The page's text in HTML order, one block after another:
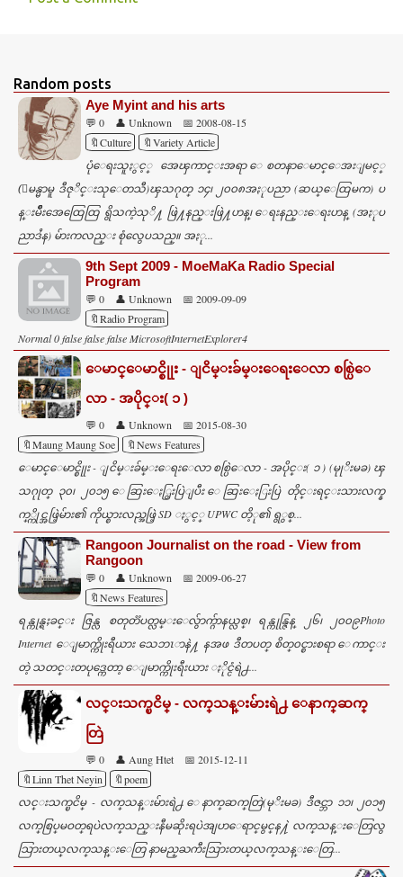
m
e
n
s
Random posts
Aye Myint and his arts
💬 0 👤 Unknown
📅 2008-08-15
🔖Culture
🔖Variety Article
ပုံေရးသူႏွင့္ အေၾကာင္းအရာ ေစတနာေမာင္ေအးျမင့္
(ျမန္မာမူ ဒီဇုိင္းသုေတသီ)ၾသဂုတ္ ၁၄၊ ၂၀၀၈အႏုပညာ (ဆယ္ေထြမက) ပ
န္းမ်ဳိးအေထြေထြ ရွိသကဲ့သုိ႔ ဖြဲ႔နည္းဖြဲ႔ဟန္၊ ေရးနည္းေရးဟန္ (အႏုပ
ညာဒႆန) မ်ားကလည္း စုံလွေပသည္။ အႏု...
9th Sept 2009 - MoeMaKa Radio Special
Program
💬 0 👤 Unknown
📅 2009-09-09
🔖Radio Program
Normal 0 false false false MicrosoftInternetExplorer4
ေမာင္ေမာင္စိုုး - ျငိမ္းခ်မ္းေရးေလာ စစ္ပြဲေ
လာ - အပိုင္း( ၁ )
💬 0 👤 Unknown
📅 2015-08-30
🔖Maung Maung Soe
🔖News Features
ေမာင္ေမာင္စိုုး - ျငိမ္းခ်မ္းေရးေလာ စစ္ပြဲေလာ - အပိုင္း( ၁ ) (မုုိးမခ) ၾ
သဂုုတ္ ၃၀၊ ၂၀၁၅ ေဆြးေႏြွးပြဲျပီး ေဆြးေႏြးပြဲ တိုင္းရင္းသားလက္န
က္္ကိုင္အဖြဲ့မ်ား၏ ကိုယ္စားလည္အဖြဲ့ SD ႏွင့္ UPWC တိ့ု၏ ရွွစ္...
Rangoon Journalist on the road - View from
Rangoon
💬 0 👤 Unknown
📅 2009-06-27
🔖News Features
ရန္ကုန္ရႈခင္း ဇြန္လ စတုတၱပတ္လမ္းေလွ်ာက္ဂ်ာနယ္လစ္၊ ရန္ကုန္ဇြန္ ၂၆၊ ၂၀၀၉Photo
Internet ေျမာက္ကိုးရီယား သေဘၤာနဲ႔ နအဖ ဒီတပတ္ စိတ္၀င္စားစရာ ေကာင္း
တဲ့ သတင္းတပုဒ္ကေတာ့ ေျမာက္ကိုးရီးယား ႏိုင္ငံရဲ႕...
လင္းသက္ၿငိမ္ - လက္​သန္​းမ်ားရဲ႕ ေနာက္​ဆက္​
တြဲ
💬 0 👤 Aung Htet
📅 2015-12-11
🔖Linn Thet Neyin
🔖poem
လင္းသက္ၿငိမ္ - လက္​သန္​းမ်ားရဲ႕ ေနာက္​ဆက္​တြဲ(မုိးမခ) ဒီဇင္ဘာ ၁၁၊ ၂၀၁၅​
လက္​စြပ္​မဝတ္​ရပဲလက္​သည္​းနီမဆိုးရပဲအျပာ​ေရာင္​မွင္​န႔ဲ လက္​သန္​း​ေတြလွ
သြားတယ္​လက္​သန္​း​ေတြ နာမည္​ႀကီးသြားတယ္​လက္​သန္​း​ေတြ...